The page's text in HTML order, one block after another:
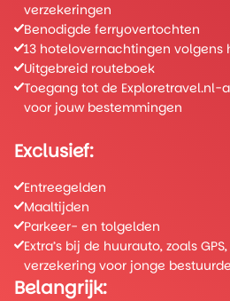
verzekeringen
Benodigde ferryovertochten
13 hotelovernachtingen volgens
Uitgebreid routeboek
Toegang tot de
voor jouw bestemmingen
Exclusief:
Entreegelden
Maaltijden
Parkeer- en tolgelden
Extra’s bij de huurauto, zoals
verzekering voor jonge
Belangrijk: